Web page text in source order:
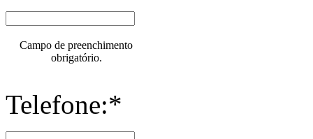
Campo de preenchimento
obrigatório.
Telefone:*